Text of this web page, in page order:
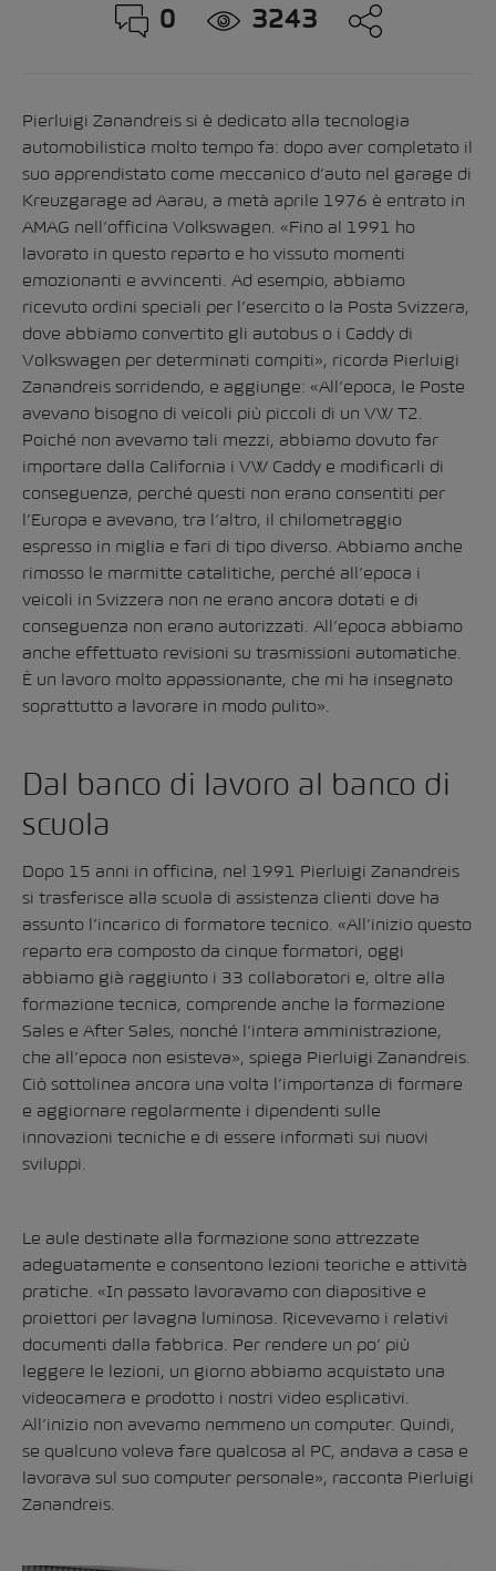
0 3243
Pierluigi Zanandreis si è dedicato alla tecnologia
automobilistica molto tempo fa: dopo aver completato il
suo apprendistato come meccanico d’auto nel garage di
Kreuzgarage ad Aarau, a metà aprile 1976 è entrato in
AMAG nell’officina Volkswagen. «Fino al 1991 ho
lavorato in questo reparto e ho vissuto momenti
emozionanti e avvincenti. Ad esempio, abbiamo
ricevuto ordini speciali per l’esercito o la Posta Svizzera,
dove abbiamo convertito gli autobus o i Caddy di
Volkswagen per determinati compiti», ricorda Pierluigi
Zanandreis sorridendo, e aggiunge: «All’epoca, le Poste
avevano bisogno di veicoli più piccoli di un VW T2.
Poiché non avevamo tali mezzi, abbiamo dovuto far
importare dalla California i VW Caddy e modificarli di
conseguenza, perché questi non erano consentiti per
l’Europa e avevano, tra l’altro, il chilometraggio
espresso in miglia e fari di tipo diverso. Abbiamo anche
rimosso le marmitte catalitiche, perché all’epoca i
veicoli in Svizzera non ne erano ancora dotati e di
conseguenza non erano autorizzati. All’epoca abbiamo
anche effettuato revisioni su trasmissioni automatiche.
È un lavoro molto appassionante, che mi ha insegnato
soprattutto a lavorare in modo pulito».
Dal banco di lavoro al banco di
scuola
Dopo 15 anni in officina, nel 1991 Pierluigi Zanandreis
si trasferisce alla scuola di assistenza clienti dove ha
assunto l’incarico di formatore tecnico. «All’inizio questo
reparto era composto da cinque formatori, oggi
abbiamo già raggiunto i 33 collaboratori e, oltre alla
formazione tecnica, comprende anche la formazione
Sales e After Sales, nonché l’intera amministrazione,
che all’epoca non esisteva», spiega Pierluigi Zanandreis.
Ciò sottolinea ancora una volta l’importanza di formare
e aggiornare regolarmente i dipendenti sulle
innovazioni tecniche e di essere informati sui nuovi
sviluppi.
Le aule destinate alla formazione sono attrezzate
adeguatamente e consentono lezioni teoriche e attività
pratiche. «In passato lavoravamo con diapositive e
proiettori per lavagna luminosa. Ricevevamo i relativi
documenti dalla fabbrica. Per rendere un po’ più
leggere le lezioni, un giorno abbiamo acquistato una
videocamera e prodotto i nostri video esplicativi.
All’inizio non avevamo nemmeno un computer. Quindi,
se qualcuno voleva fare qualcosa al PC, andava a casa e
lavorava sul suo computer personale», racconta Pierluigi
Zanandreis.